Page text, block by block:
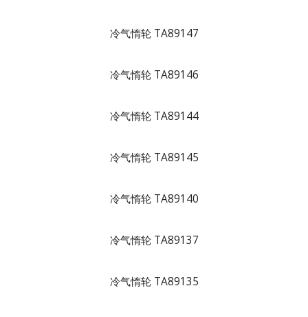
冷气惰轮 TA89147
冷气惰轮 TA89146
冷气惰轮 TA89144
冷气惰轮 TA89145
冷气惰轮 TA89140
冷气惰轮 TA89137
冷气惰轮 TA89135